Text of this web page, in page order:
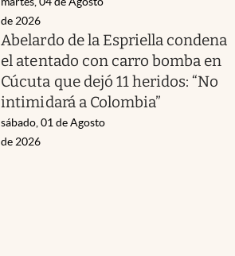
de 2026
Abelardo de la Espriella condena
el atentado con carro bomba en
Cúcuta que dejó 11 heridos: “No
intimidará a Colombia”
sábado, 01 de Agosto
de 2026